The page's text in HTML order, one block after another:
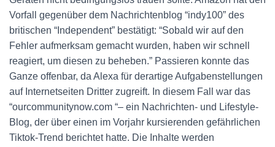
Vorfall gegenüber dem Nachrichtenblog “indy100” des
britischen “Independent” bestätigt: “Sobald wir auf den
Fehler aufmerksam gemacht wurden, haben wir schnell
reagiert, um diesen zu beheben.” Passieren konnte das
Ganze offenbar, da Alexa für derartige Aufgabenstellungen
auf Internetseiten Dritter zugreift. In diesem Fall war das
“ourcommunitynow.com “– ein Nachrichten- und Lifestyle-
Blog, der über einen im Vorjahr kursierenden gefährlichen
Tiktok-Trend berichtet hatte. Die Inhalte werden